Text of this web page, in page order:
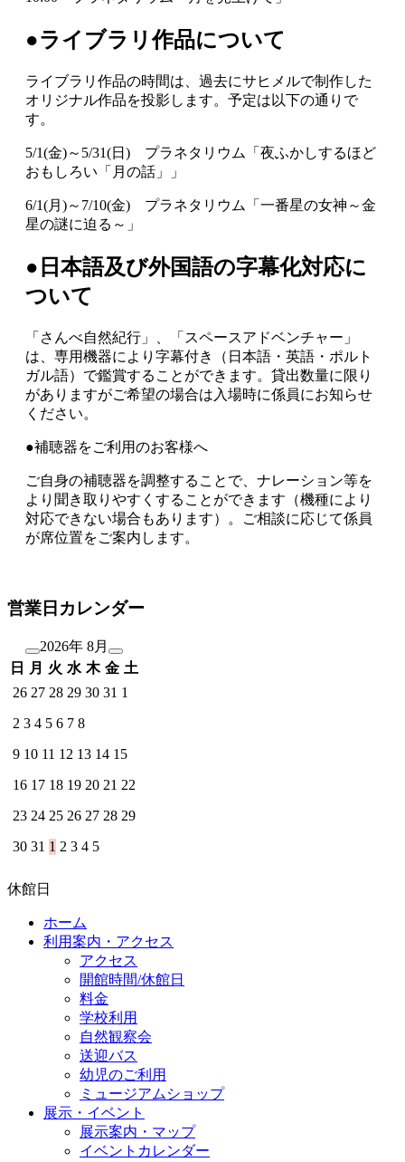
●ライブラリ作品について
ライブラリ作品の時間は、過去にサヒメルで制作した
オリジナル作品を投影します。予定は以下の通りで
す。
5/1(金)～5/31(日) プラネタリウム「夜ふかしするほど
おもしろい「月の話」」
6/1(月)～7/10(金) プラネタリウム「一番星の女神～金
星の謎に迫る～」
●日本語及び外国語の字幕化対応に
ついて
「さんべ自然紀行」、「スペースアドベンチャー」
は、専用機器により字幕付き（日本語・英語・ポルト
ガル語）で鑑賞することができます。貸出数量に限り
がありますがご希望の場合は入場時に係員にお知らせ
ください。
●補聴器をご利用のお客様へ
ご自身の補聴器を調整することで、ナレーション等を
より聞き取りやすくすることができます（機種により
対応できない場合もあります）。ご相談に応じて係員
が席位置をご案内します。
営業日カレンダー
2026年 8月
日
月 火 水 木 金 土
26 27 28 29 30 31 1
2 3 4 5 6 7 8
9 10 11 12 13 14 15
16 17 18 19 20 21 22
23 24 25 26 27 28 29
30 31 1 2 3 4 5
休館日
ホーム
利用案内・アクセス
アクセス
開館時間/休館日
料金
学校利用
自然観察会
送迎バス
幼児のご利用
ミュージアムショップ
展示・イベント
展示案内・マップ
イベントカレンダー